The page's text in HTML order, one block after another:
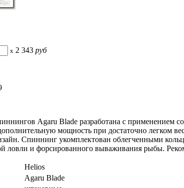
x 2 343 руб
Agaru Blade разработана с применением
мощность при достаточно легком
Спиннинг укомплектован облегченными
ловли и форсированного вываживания рыбы.
Helios
Agaru Blade